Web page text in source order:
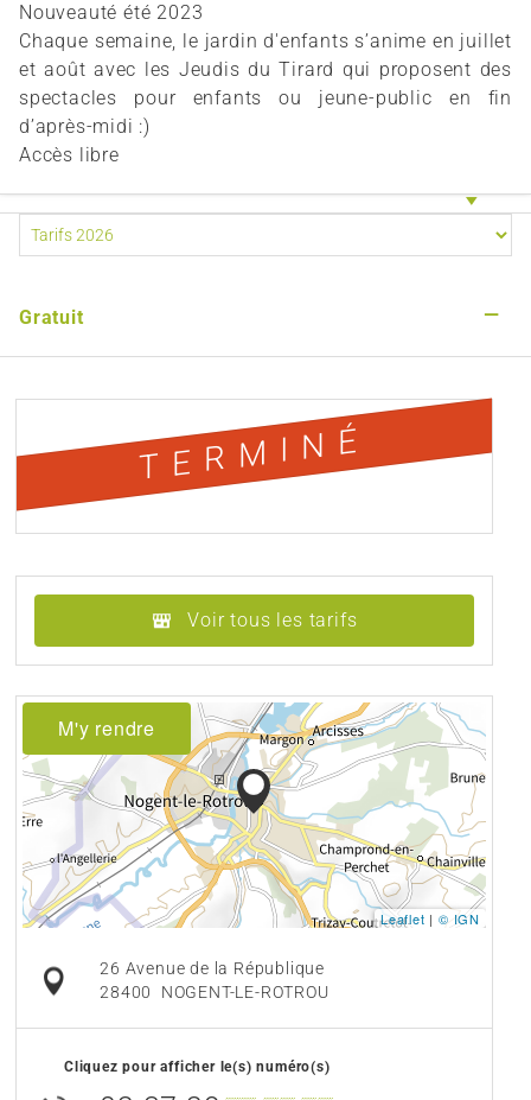
Nouveauté été 2023
Chaque semaine, le jardin d'enfants s’anime en juillet
et août avec les Jeudis du Tirard qui proposent des
spectacles pour enfants ou jeune-public en fin
d’après-midi :)
Accès libre
Gratuit —
TERMINÉ
Voir tous les tarifs
M'y rendre
Leaflet | © IGN
26 Avenue de la République
28400
NOGENT-LE-ROTROU
Cliquez pour afficher le(s) numéro(s)